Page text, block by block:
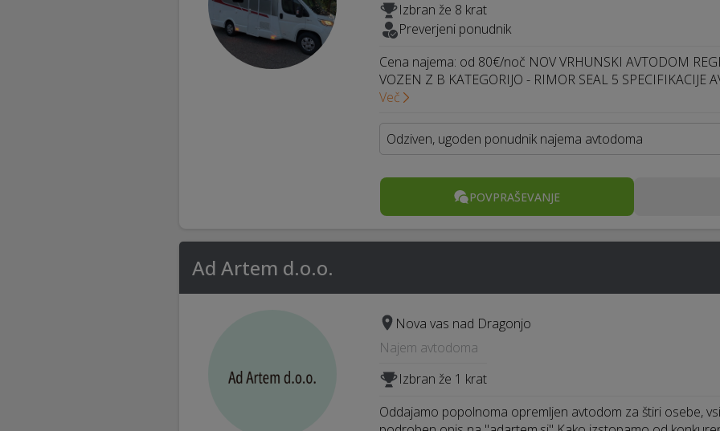
Izbran že 8 krat
Preverjeni ponudnik
Cena najema: od 80€/noč NOV VRHUNSKI AVTODOM
VOZEN Z B KATEGORIJO - RIMOR SEAL 5 SPECIFIKACIJE
Več
Odziven, ugoden ponudnik najema avtodoma
POVPRAŠEVANJE
Ad Artem d.o.o.
Nova vas nad Dragonjo
Najem avtodoma
Izbran že 1 krat
Oddajamo popolnoma opremljen avtodom za štiri osebe,